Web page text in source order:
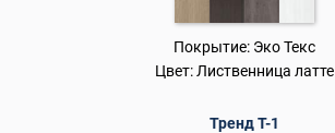
Покрытие: Эко Текс
Цвет: Лиственница латте
Тренд Т-1